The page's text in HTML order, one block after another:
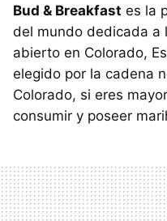
Bud & Breakfast es la
del mundo dedicada a
abierto en Colorado,
elegido por la cadena
Colorado, si eres
consumir y poseer